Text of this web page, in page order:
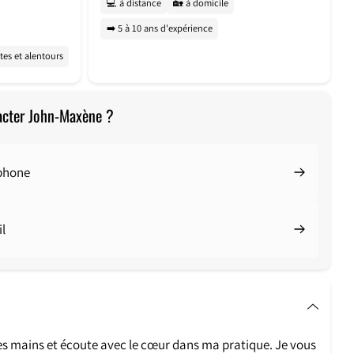
et alentours
💻 à distance
🏡 à domicile
➡️ 5 à 10 ans d'expérience
John-Maxène ?
mains et écoute avec le cœur dans ma pratique.Je vous